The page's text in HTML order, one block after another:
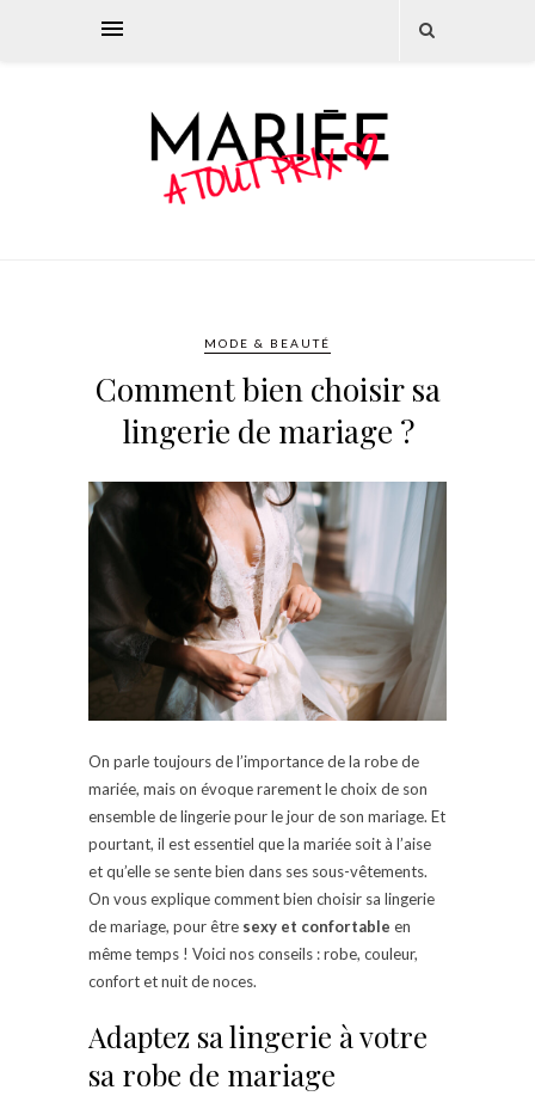
MODE & BEAUTÉ
Comment bien choisir sa
lingerie de mariage ?
On parle toujours de l’importance de la robe de
mariée, mais on évoque rarement le choix de son
ensemble de lingerie pour le jour de son mariage. Et
pourtant, il est essentiel que la mariée soit à l’aise
et qu’elle se sente bien dans ses sous-vêtements.
On vous explique comment bien choisir sa lingerie
de mariage, pour être sexy et confortable en
même temps ! Voici nos conseils : robe, couleur,
confort et nuit de noces.
Adaptez sa lingerie à votre
sa robe de mariage